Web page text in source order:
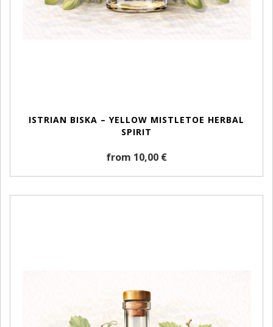
ISTRIAN BISKA – YELLOW MISTLETOE HERBAL
SPIRIT
from 10,00 €